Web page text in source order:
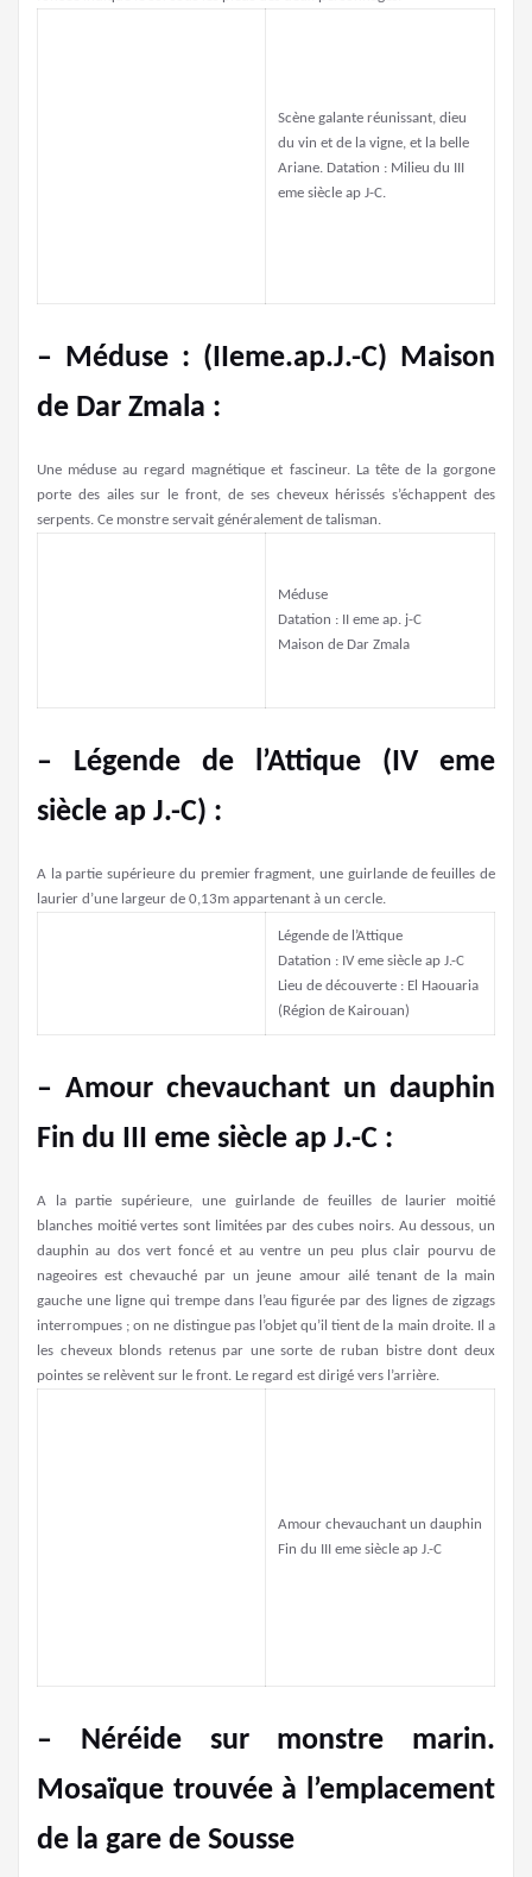
Scène galante réunissant, dieu
du vin et de la vigne, et la belle
Ariane. Datation : Milieu du III
eme siècle ap J-C.
– Méduse : (IIeme.ap.J.-C) Maison
de Dar Zmala :
Une méduse au regard magnétique et fascineur. La tête de la gorgone
porte des ailes sur le front, de ses cheveux hérissés s’échappent des
serpents. Ce monstre servait généralement de talisman.
Méduse
Datation : II eme ap. j-C
Maison de Dar Zmala
– Légende de l’Attique (IV eme
siècle ap J.-C) :
A la partie supérieure du premier fragment, une guirlande de feuilles de
laurier d’une largeur de 0,13m appartenant à un cercle.
Légende de l’Attique
Datation : IV eme siècle ap J.-C
Lieu de découverte : El Haouaria
(Région de Kairouan)
– Amour chevauchant un dauphin
Fin du III eme siècle ap J.-C :
A la partie supérieure, une guirlande de feuilles de laurier moitié
blanches moitié vertes sont limitées par des cubes noirs. Au dessous, un
dauphin au dos vert foncé et au ventre un peu plus clair pourvu de
nageoires est chevauché par un jeune amour ailé tenant de la main
gauche une ligne qui trempe dans l’eau figurée par des lignes de zigzags
interrompues ; on ne distingue pas l’objet qu’il tient de la main droite. Il a
les cheveux blonds retenus par une sorte de ruban bistre dont deux
pointes se relèvent sur le front. Le regard est dirigé vers l’arrière.
Amour chevauchant un dauphin
Fin du III eme siècle ap J.-C
– Néréide sur monstre marin.
Mosaïque trouvée à l’emplacement
de la gare de Sousse